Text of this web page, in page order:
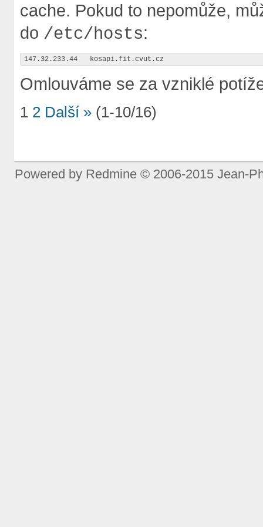
cache. Pokud to nepomůže,
do /etc/hosts:
Omlouváme se za vzniklé
1 2 Další » (1-10/16)
Powered by Redmine © 2006-2015 Jean-